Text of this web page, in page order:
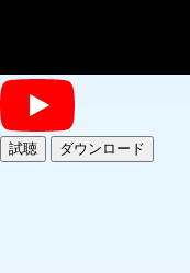
試聴 ダウンロード